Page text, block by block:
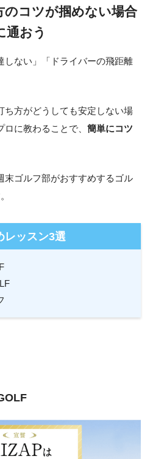
のコツが掴めない場合
通おう
しない」「ドライバーの飛距離
ち方がどうしても安定しない場
に教わることで、 簡単にコツ
末ゴルフ部がおすすめするゴル
レッスン3選